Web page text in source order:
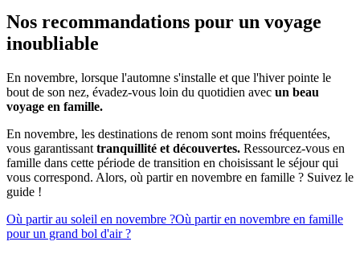
Nos recommandations pour un voyage
inoubliable
En novembre, lorsque l'automne s'installe et que l'hiver pointe le
bout de son nez, évadez-vous loin du quotidien avec un beau
voyage en famille.
En novembre, les destinations de renom sont moins fréquentées,
vous garantissant tranquillité et découvertes. Ressourcez-vous en
famille dans cette période de transition en choisissant le séjour qui
vous correspond. Alors, où partir en novembre en famille ? Suivez le
guide !
Où partir au soleil en novembre ?Où partir en novembre en famille
pour un grand bol d'air ?